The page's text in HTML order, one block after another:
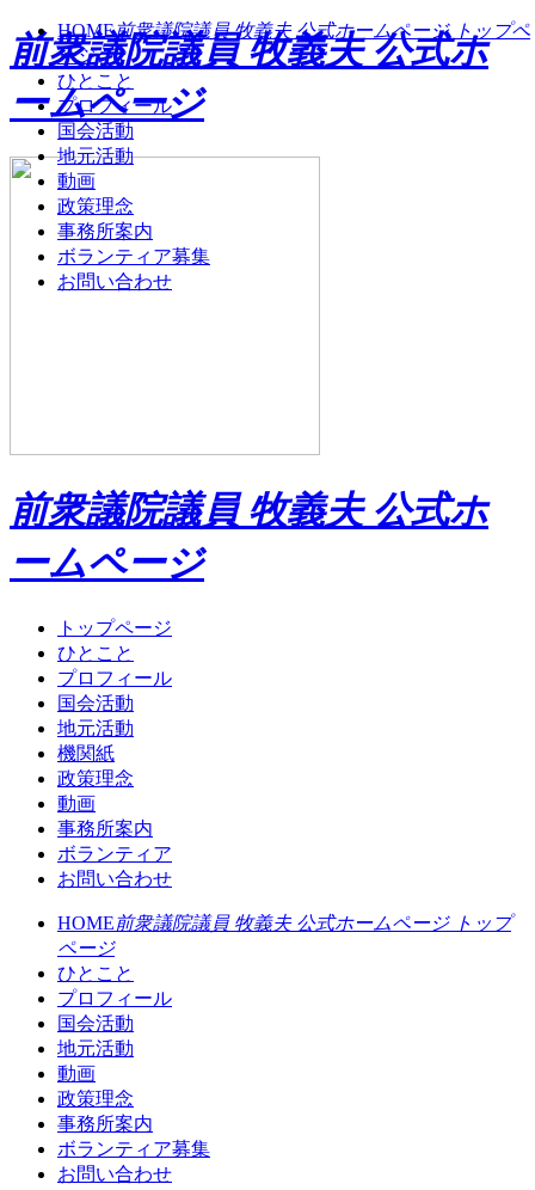
前衆議院議員 牧義夫 公式ホ
ームページ
前衆議院議員 牧義夫 公式ホ
ームページ
トップページ
ひとこと
プロフィール
国会活動
地元活動
機関紙
政策理念
動画
事務所案内
ボランティア
お問い合わせ
HOME前衆議院議員 牧義夫 公式ホームページ トップ
ページ
ひとこと
プロフィール
国会活動
地元活動
動画
政策理念
事務所案内
ボランティア募集
お問い合わせ
HOME前衆議院議員 牧義夫 公式ホームページ トップペ
ージ
ひとこと
プロフィール
国会活動
地元活動
動画
政策理念
事務所案内
ボランティア募集
お問い合わせ